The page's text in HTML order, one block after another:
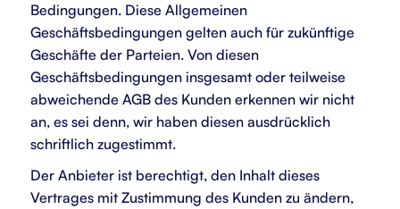
Bedingungen. Diese Allgemeinen
Geschäftsbedingungen gelten auch für zukünftige
Geschäfte der Parteien. Von diesen
Geschäftsbedingungen insgesamt oder teilweise
abweichende AGB des Kunden erkennen wir nicht
an, es sei denn, wir haben diesen ausdrücklich
schriftlich zugestimmt.
Der Anbieter ist berechtigt, den Inhalt dieses
Vertrages mit Zustimmung des Kunden zu ändern,